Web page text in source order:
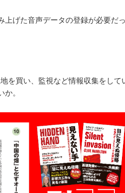
上げた音声データの登録が必要だっ
を買い、監視など情報収集をして
。